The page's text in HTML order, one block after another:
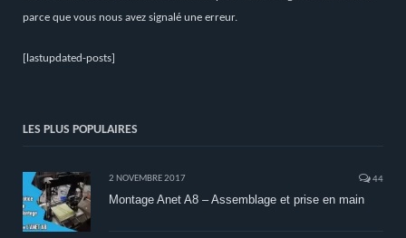
parce que vous nous avez signalé une erreur.
[lastupdated-posts]
LES PLUS POPULAIRES
2 NOVEMBRE 2017 44
Montage Anet A8 – Assemblage et prise en main